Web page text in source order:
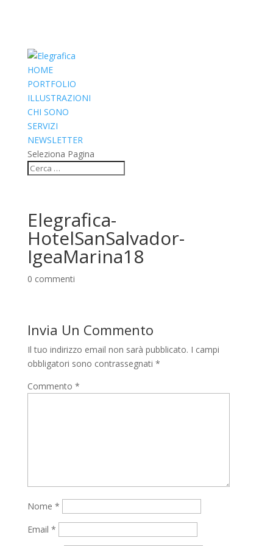
HOME
PORTFOLIO
ILLUSTRAZIONI
CHI SONO
SERVIZI
NEWSLETTER
Seleziona Pagina
Elegrafica-
HotelSanSalvador-
IgeaMarina18
0 commenti
Invia Un Commento
Il tuo indirizzo email non sarà pubblicato. I campi
obbligatori sono contrassegnati *
Commento *
Nome *
Email *